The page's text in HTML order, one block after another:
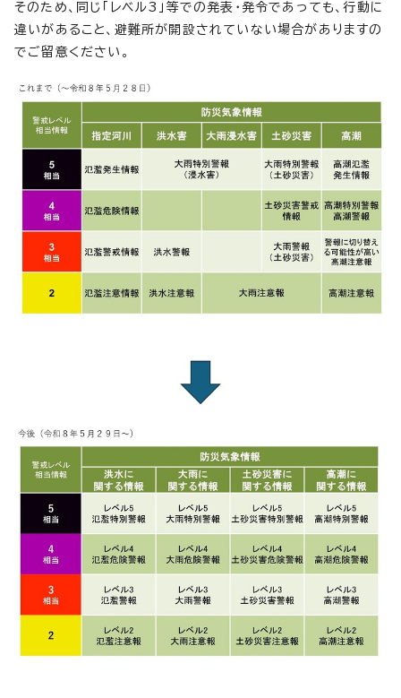
そのため、同じ「レベル3」等での発表・発令であっても、行動に
違いがあること、避難所が開設されていない場合がありますの
でご留意ください。